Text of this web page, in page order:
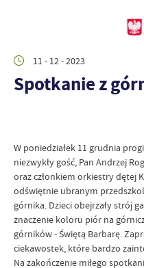
11 - 12 - 2023
Spotkanie z
W poniedziałek 11 grudnia
niezwykły gość, Pan Andrzej
oraz członkiem orkiestry dętej
odświętnie ubranym
górnika. Dzieci obejrzały strój
znaczenie koloru piór na
górników - Świętą Barbarę.
ciekawostek, które bardzo
Na zakończenie miłego